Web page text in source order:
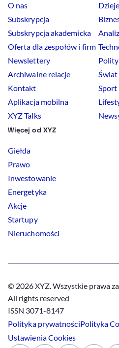
O nas
Subskrypcja
Subskrypcja akademicka
Oferta dla zespołów i firm
Newslettery
Archiwalne relacje
Kontakt
Aplikacja mobilna
XYZ Talks
Świat
Sport
Więcej od XYZ
Giełda
Prawo
Inwestowanie
Energetyka
Akcje
Startupy
Nieruchomości
© 2026 XYZ. Wszystkie prawa
All rights reserved
ISSN 3071-8147
Polityka prywatnościPolityka
UstawieniaCookies